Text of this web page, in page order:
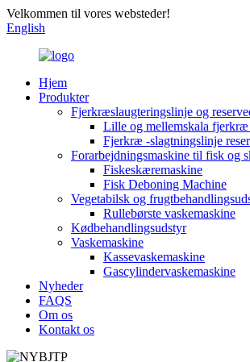
Velkommen til vores websteder!
English
Hjem
Produkter
Fjerkræslaugteringslinje og
Lille og mellemskala
Fjerkræ -slagtningslinje
Forarbejdningsmaskine til fisk og
Fiskeskæremaskine
Fisk Deboning Machine
Vegetabilsk og
Rullebørste vaskemaskine
Kødbehandlingsudstyr
Vaskemaskine
Kassevaskemaskine
Gascylindervaskemaskine
Nyheder
FAQS
Om os
Kontakt os